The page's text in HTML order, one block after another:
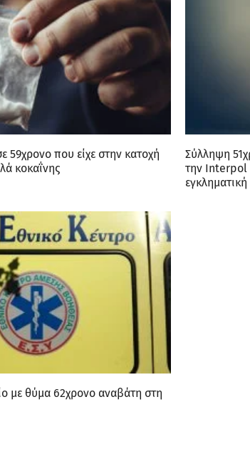
59χρονο που είχε στην κατοχή
κοκαΐνης
Σύλληψη
την Interpol
με θύμα 62χρονο αναβάτη στη